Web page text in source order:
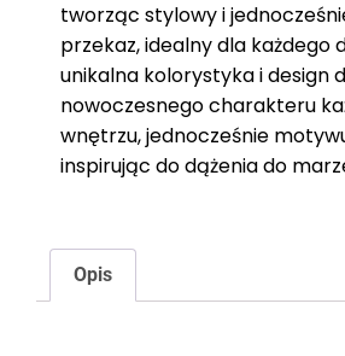
tworząc stylowy i
przekaz, idealny dla każdego
unikalna kolorystyka i design
nowoczesnego charakteru
wnętrzu, jednocześnie
inspirując do dążenia do
Opis